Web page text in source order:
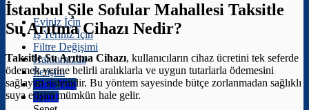
Eviniz İçin
İş Yeriniz İçin
Filtre Değişimi
Hakkımızda
İletişim
Giriş Yap
Sepet
İstanbul Şile Sofular Mahallesi Taksitle
Su Arıtma Cihazı Nedir?
Taksitle Su Arıtma Cihazı, kullanıcıların cihaz ücretini tek seferde
ödemek yerine belirli aralıklarla ve uygun tutarlarla ödemesini
sağlayan sistemdir. Bu yöntem sayesinde bütçe zorlanmadan sağlıklı
suya erişim mümkün hale gelir.